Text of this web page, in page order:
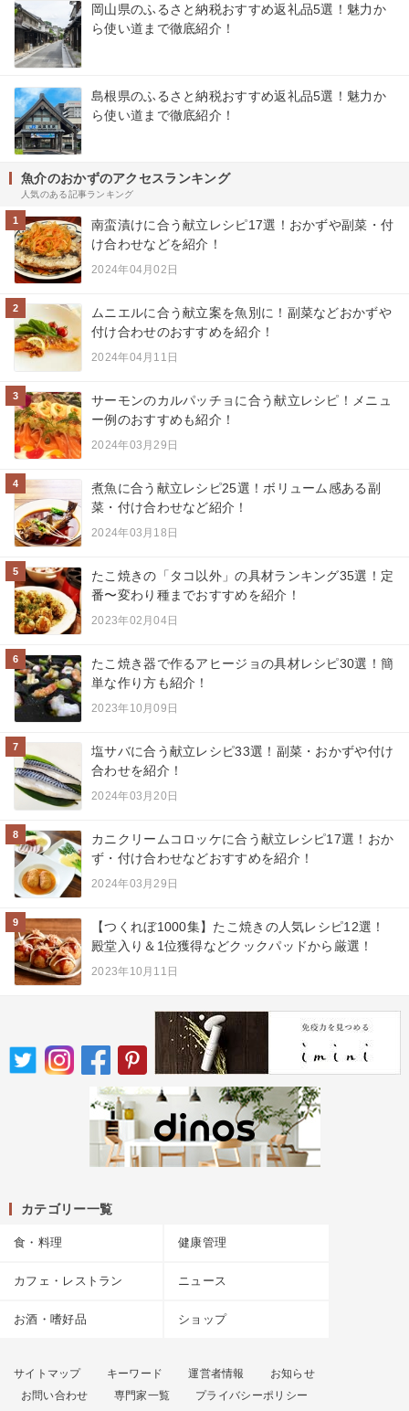
岡山県のふるさと納税おすすめ返礼品5選！魅力か
ら使い道まで徹底紹介！
島根県のふるさと納税おすすめ返礼品5選！魅力か
ら使い道まで徹底紹介！
魚介のおかずのアクセスランキング
人気のある記事ランキング
1
南蛮漬けに合う献立レシピ17選！おかずや副菜・付
け合わせなどを紹介！
2024年04月02日
2
ムニエルに合う献立案を魚別に！副菜などおかずや
付け合わせのおすすめを紹介！
2024年04月11日
3
サーモンのカルパッチョに合う献立レシピ！メニュ
ー例のおすすめも紹介！
2024年03月29日
4
煮魚に合う献立レシピ25選！ボリューム感ある副
菜・付け合わせなど紹介！
2024年03月18日
5
たこ焼きの「タコ以外」の具材ランキング35選！定
番〜変わり種までおすすめを紹介！
2023年02月04日
6
たこ焼き器で作るアヒージョの具材レシピ30選！簡
単な作り方も紹介！
2023年10月09日
7
塩サバに合う献立レシピ33選！副菜・おかずや付け
合わせを紹介！
2024年03月20日
8
カニクリームコロッケに合う献立レシピ17選！おか
ず・付け合わせなどおすすめを紹介！
2024年03月29日
9
【つくれぼ1000集】たこ焼きの人気レシピ12選！
殿堂入り＆1位獲得などクックパッドから厳選！
2023年10月11日
カテゴリー一覧
食・料理 健康管理
カフェ・レストラン ニュース
お酒・嗜好品 ショップ
サイトマップ キーワード 運営者情報
お知らせ
お問い合わせ
専門家一覧 プライバシーポリシー